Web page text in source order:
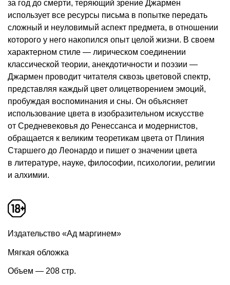
за год до смерти, теряющий зрение Джармен
использует все ресурсы письма в попытке передать
сложный и неуловимый аспект предмета, в отношении
которого у него накопился опыт целой жизни. В своем
характерном стиле — лирическом соединении
классической теории, анекдотичности и поэзии —
Джармен проводит читателя сквозь цветовой спектр,
представляя каждый цвет олицетворением эмоций,
пробуждая воспоминания и сны. Он объясняет
использование цвета в изобразительном искусстве
от Средневековья до Ренессанса и модернистов,
обращается к великим теоретикам цвета от Плиния
Старшего до Леонардо и пишет о значении цвета
в литературе, науке, философии, психологии, религии
и алхимии.
Издательство «Ад маргинем»
Мягкая обложка
Объем — 208 стр.